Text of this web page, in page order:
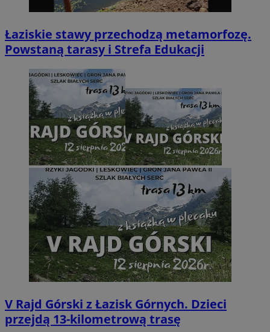
Łaziskie stawy przechodzą metamorfozę.
Powstaną tarasy i Strefa Edukacji
V Rajd Górski z Łazisk Górnych. Dzieci
przejdą 13-kilometrową trasę